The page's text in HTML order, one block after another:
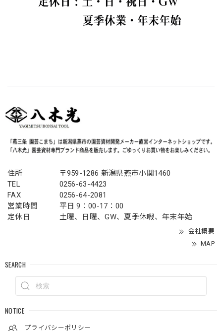
住所
〒959-1286 新潟県燕市小関1460
TEL
0256-63-4423
FAX
0256-64-2081
営業時間
平日 9：00-17：00
定休日
土曜、日曜、GW、夏季休暇、年末年始
会社概要
MAP
SEARCH
NOTICE
プライバシーポリシー